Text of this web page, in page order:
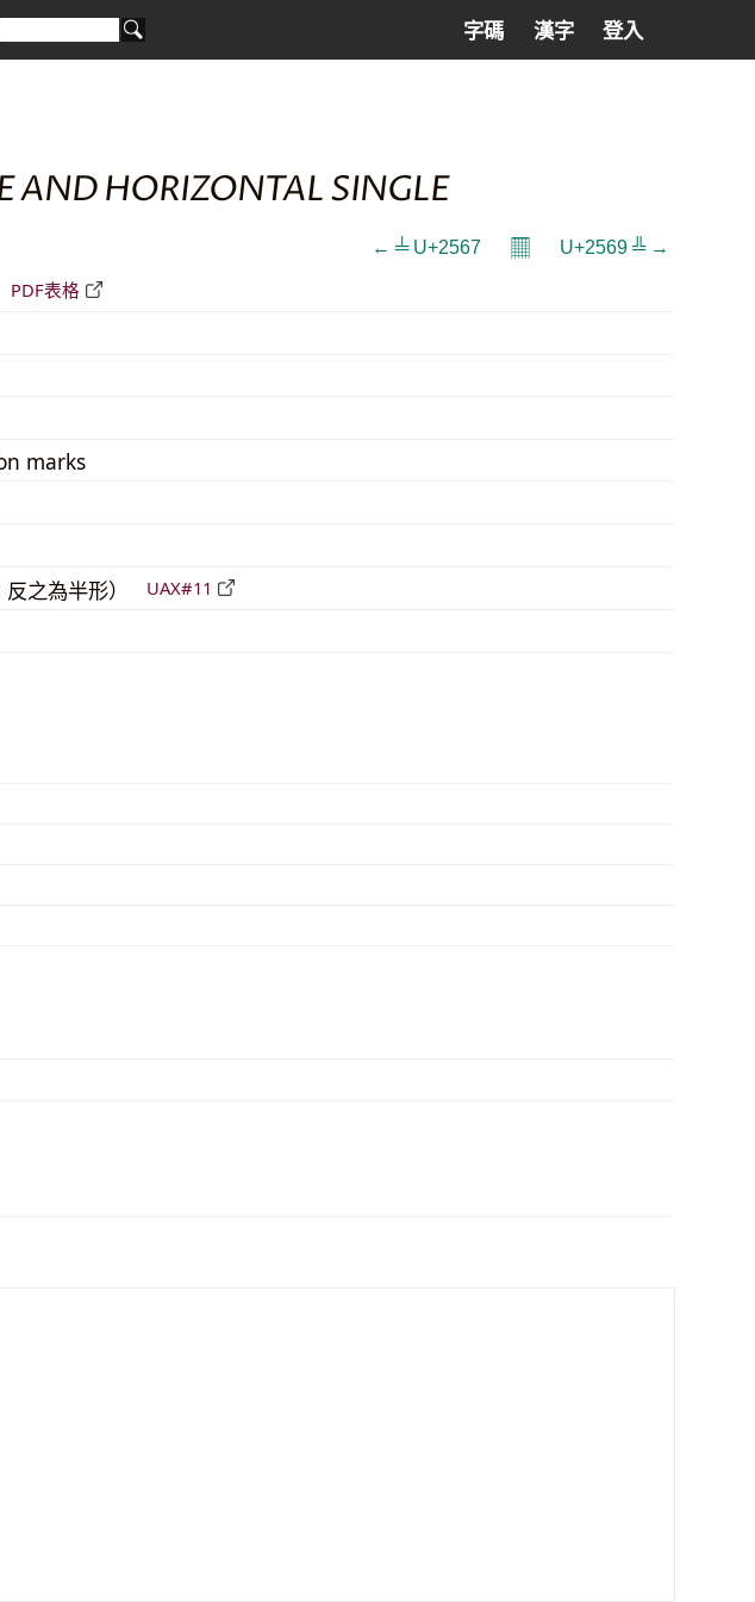
字碼 漢字 登入
AND HORIZONTAL SINGLE
← ╧ U+2567 𝄜 U+2569 ╩ →
PDF表格
marks
之為半形） UAX#11